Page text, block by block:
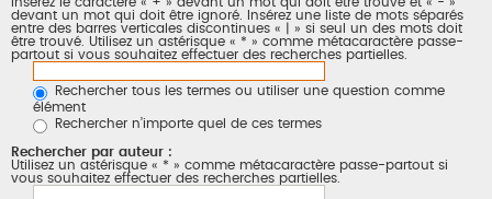
devant un mot qui doit être ignoré. Insérez une liste de mots séparés
entre des barres verticales discontinues « | » si seul un des mots doit
être trouvé. Utilisez un astérisque « * » comme métacaractère passe-
partout si vous souhaitez effectuer des recherches partielles.
Rechercher tous les termes ou utiliser une question comme
élément
Rechercher n’importe quel de ces termes
Rechercher par auteur :
Utilisez un astérisque « * » comme métacaractère passe-partout si
vous souhaitez effectuer des recherches partielles.